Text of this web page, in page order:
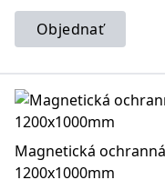
Objednať
Magnetická
1200x1000mm